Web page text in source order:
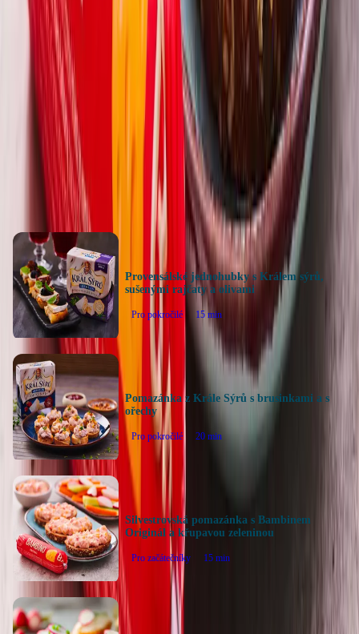
Hodnocení receptu
hodnocení
Ohodnotit recept
Další recepty
Provensálské jednohubky s Králem sýrů,
sušenými rajčaty a olivami
Pro pokročilé 15 min
Pomazánka z Krále Sýrů s brusinkami a s
ořechy
Pro pokročilé 20 min
Silvestrovská pomazánka s Bambinem
Originál a křupavou zeleninou
Pro začátečníky 15 min